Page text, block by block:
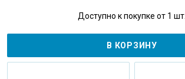
Доступно к покупке от 1 шт.
В КОРЗИНУ